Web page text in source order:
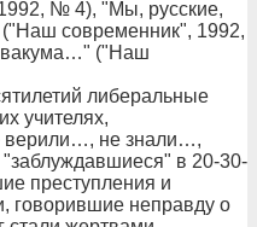
№ 4), "Мы, русские,
("Наш современник", 1992,
("Наш
либеральные
учителях,
верили…, не знали…,
в 20-30-
преступления и
говорившие неправду о